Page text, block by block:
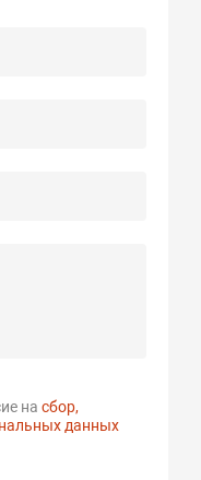
насбор,
данных